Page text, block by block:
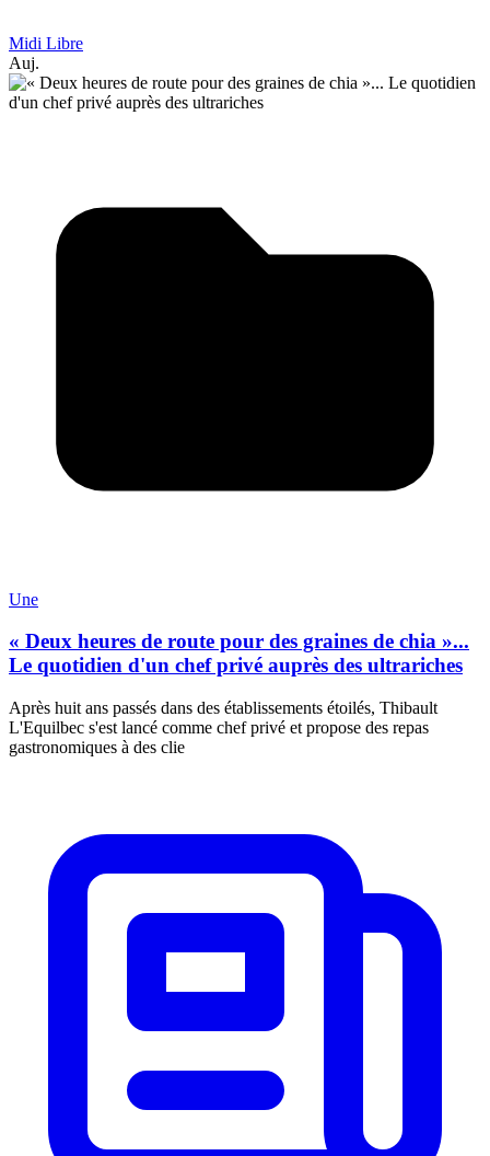
Midi Libre
Auj.
Une
« Deux heures de route pour des graines de chia »...
Le quotidien d'un chef privé auprès des ultrariches
Après huit ans passés dans des établissements étoilés, Thibault
L'Equilbec s'est lancé comme chef privé et propose des repas
gastronomiques à des clie